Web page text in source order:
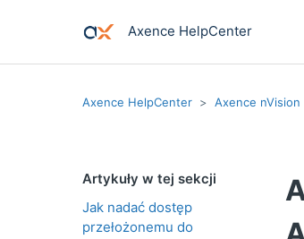
Axence HelpCenter
Axence HelpCenter Axence nVision
Artykuły w tej sekcji
Jak nadać dostęp
przełożonemu do